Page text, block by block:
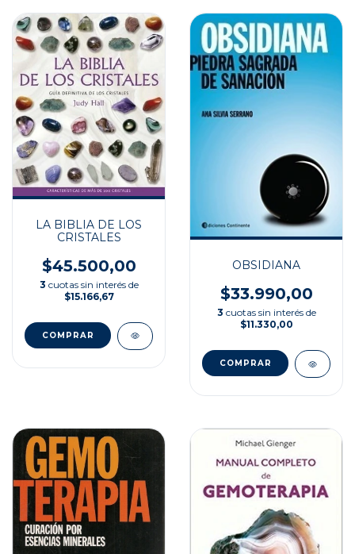
LA BIBLIA DE LOS
CRISTALES
$45.500,00
3 cuotas sin interés de
$15.166,67
OBSIDIANA
$33.990,00
3 cuotas sin interés de
$11.330,00